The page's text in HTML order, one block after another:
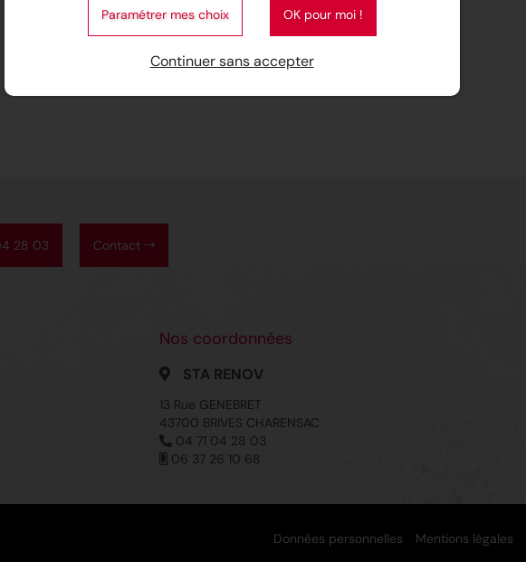
28 03 Contact
Nos coordonnées
STA RENOV
13 Rue GENEBRET
43700 BRIVES CHARENSAC
04 71 04 28 03
06 37 26 10 68
Données personnelles Mentions légales
Paramétrer mes choix OK pour moi !
Continuer sans accepter